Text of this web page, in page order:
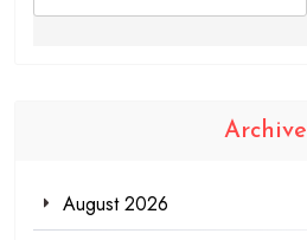
nach:
Archive
August 2026